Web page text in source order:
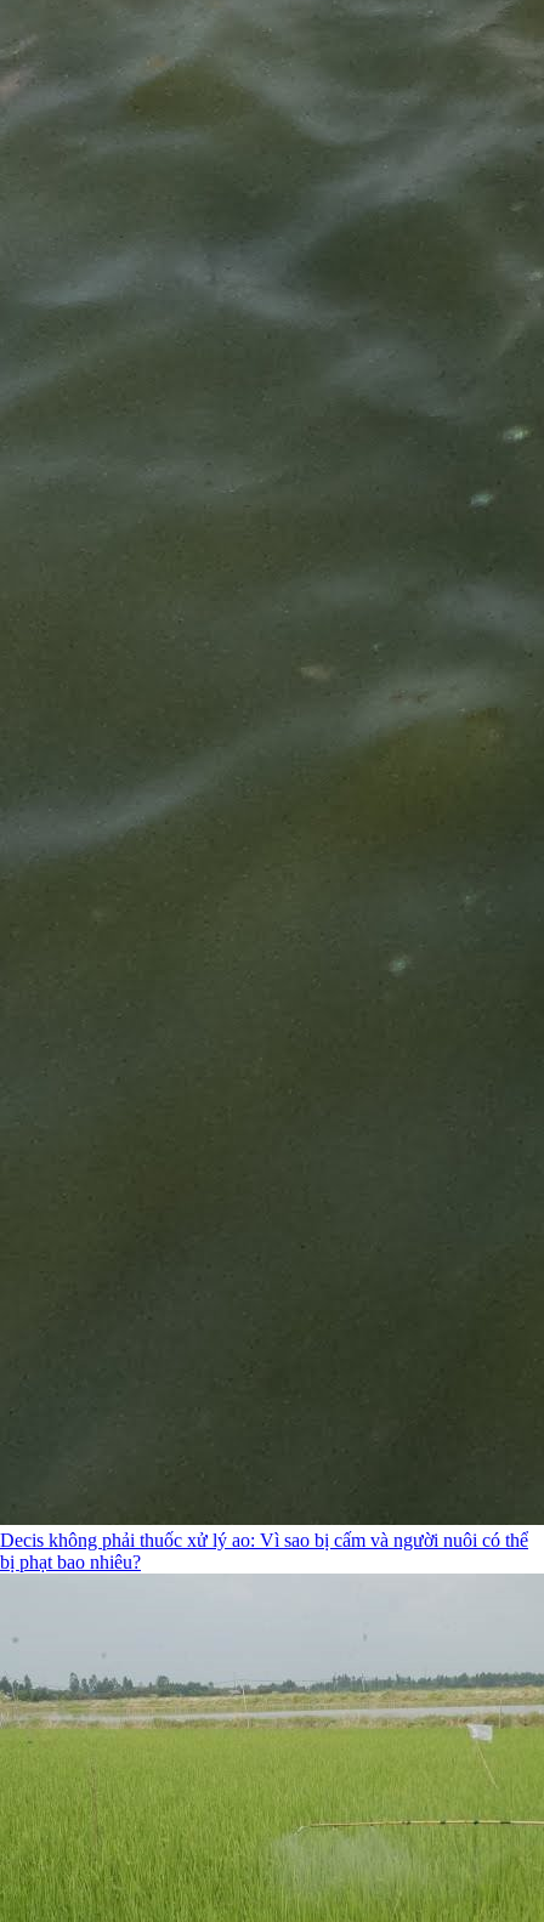
Decis không phải thuốc xử lý ao: Vì sao bị cấm và người nuôi có thể
bị phạt bao nhiêu?